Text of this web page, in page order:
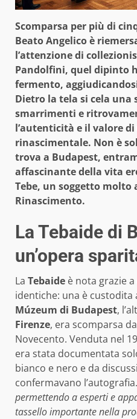
Scomparsa per più di
Beato Angelico è
l’attenzione di
Pandolfini, quel dipinto
fermento,
Dietro la tela si cela
smarrimenti e
l’autenticità e il valore
rinascimentale. Non è
trova a Budapest,
affascinante della vita
Tebe, un soggetto molto
Rinascimento.
La Tebaide di
un’opera
La Tebaide è nota grazie
identiche: una è custodita
Múzeum di Budapest,
Firenze, era scomparsa
Novecento. Venduta nel
era stata documentata
bianco e nero e da
confermavano l’autografia.
permettendo a esperti e
tassello importante nella